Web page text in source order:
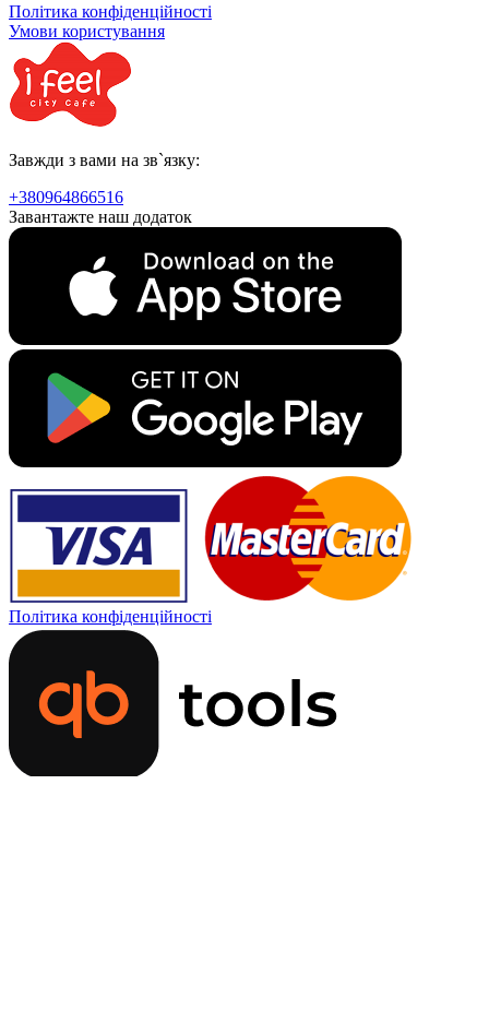
Політика конфіденційності
Умови користування
Завжди з вами на зв`язку:
+380964866516
Завантажте наш додаток
Політика конфіденційності